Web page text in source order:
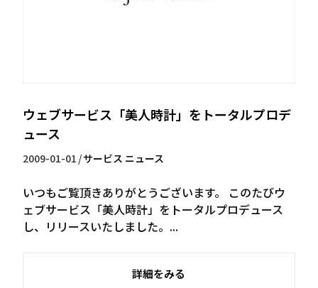
ウェブサービス「美人時計」をトータルプロデ
ュース
2009-01-01 /サービス ニュース
いつもご覧頂きありがとうございます。 このたびウ
ェブサービス「美人時計」をトータルプロデュース
し、リリースいたしました。...
詳細をみる